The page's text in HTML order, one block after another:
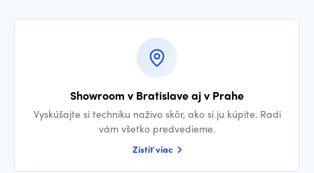
Showroom v Bratislave aj v Prahe
Vyskúšajte si techniku naživo skôr, ako si ju kúpite. Radi
vám všetko predvedieme.
Zistiť viac